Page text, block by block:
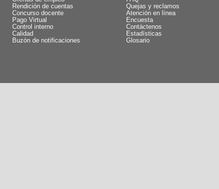
Rendición de cuentas
Concurso docente
Pago Virtual
Control interno
Calidad
Buzón de notificaciones
Quejas y reclamos
Atención en línea
Encuesta
Contáctenos
Estadísticas
Glosario